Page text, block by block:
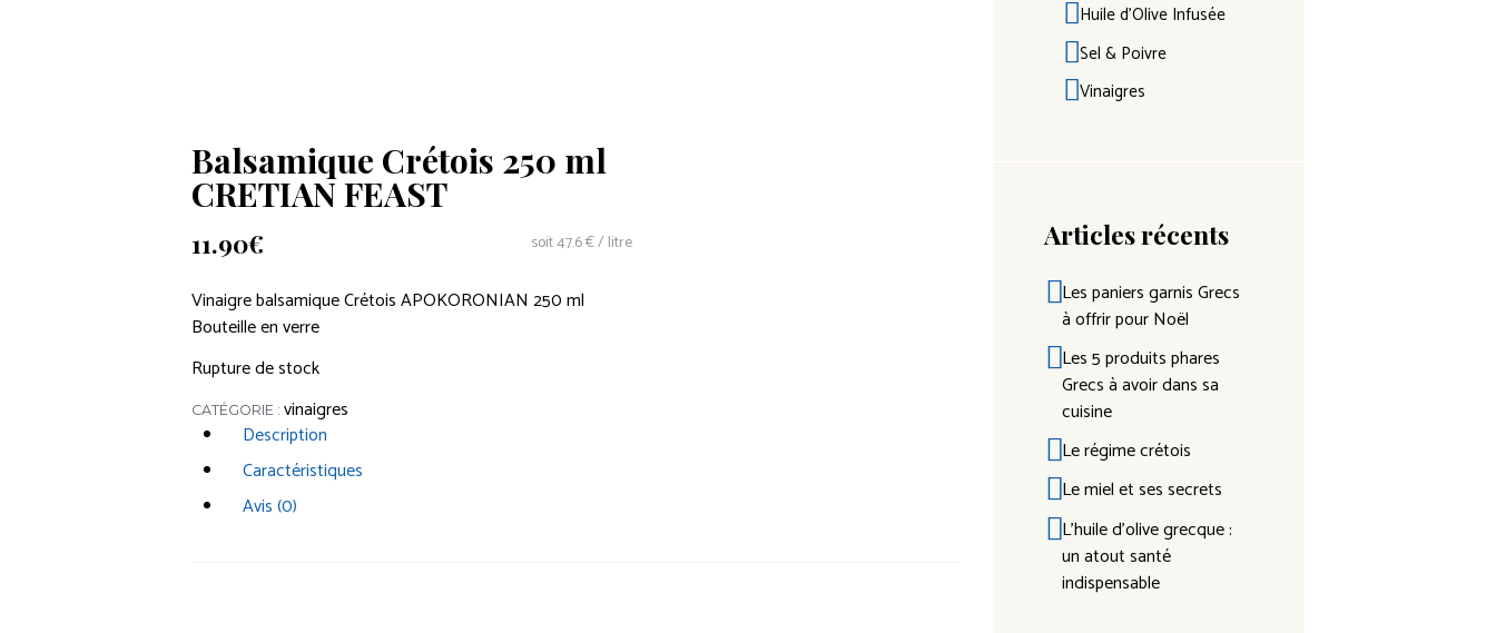
Balsamique Crétois 250 ml
CRETIAN FEAST
11.90€ soit 47.6 € / litre
Vinaigre balsamique Crétois APOKORONIAN 250 ml
Bouteille en verre
Rupture de stock
CATÉGORIE : vinaigres
Description
Caractéristiques
Avis (0)
Huile d'Olive Infusée
Sel & Poivre
Vinaigres
Articles récents
Les paniers garnis Grecs
à offrir pour Noël
Les 5 produits phares
Grecs à avoir dans sa
cuisine
Le régime crétois
Le miel et ses secrets
L’huile d’olive grecque :
un atout santé
indispensable